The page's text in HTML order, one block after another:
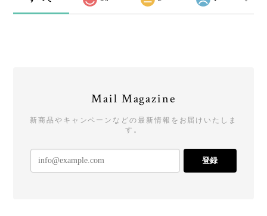
Mail Magazine
新商品やキャンペーンなどの最新情報をお届けいたしま
す。
登録